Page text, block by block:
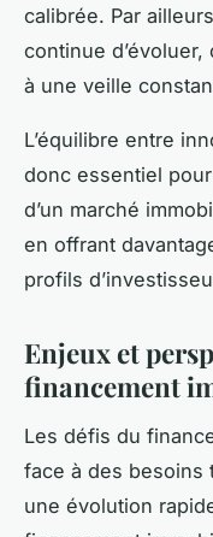
calibrée. Par
continue
à une veille
L’équilibre entre
donc essentiel
d’un marché
en offrant
profils
Enjeux et
financement
Les défis du
face à des besoins
une évolution